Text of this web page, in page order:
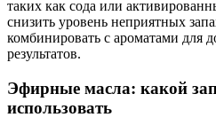
таких как сода или
снизить уровень неприятных
комбинировать с ароматами для
результатов.
Эфирные масла: какой
использовать